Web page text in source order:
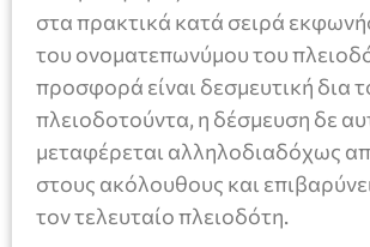
στα πρακτικά κατά σειρά
του ονοματεπωνύμου του
προσφορά είναι δεσμευτική δια
πλειοδοτούντα, η δέσμευση δε
μεταφέρεται αλληλοδιαδόχως
στους ακόλουθους και
τον τελευταίο πλειοδότη.